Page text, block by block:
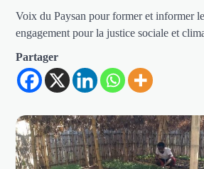
Voix du Paysan pour former et informer
engagement pour la justice sociale et
Partager